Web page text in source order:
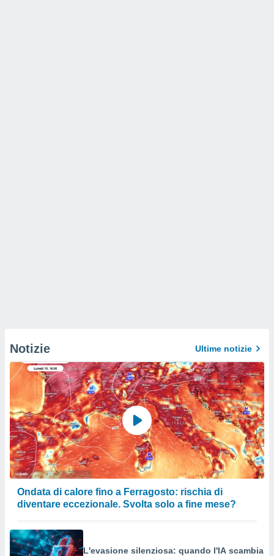
Notizie Ultime notizie
Ondata di calore fino a Ferragosto: rischia di
diventare eccezionale. Svolta solo a fine mese?
L'evasione silenziosa: quando l'IA scambia